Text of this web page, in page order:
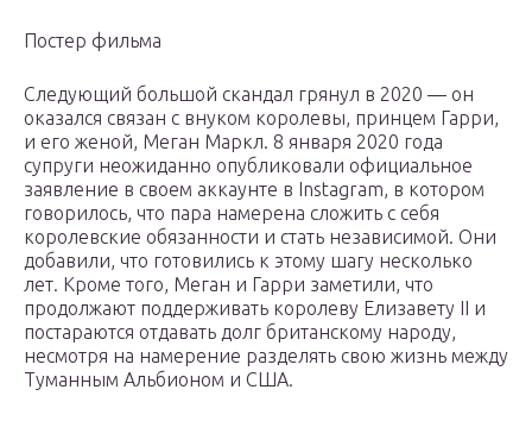
Постер фильма
Следующий большой скандал грянул в 2020 — он
оказался связан с внуком королевы, принцем Гарри,
и его женой, Меган Маркл. 8 января 2020 года
супруги неожиданно опубликовали официальное
заявление в своем аккаунте в Instagram, в котором
говорилось, что пара намерена сложить с себя
королевские обязанности и стать независимой. Они
добавили, что готовились к этому шагу несколько
лет. Кроме того, Меган и Гарри заметили, что
продолжают поддерживать королеву Елизавету II и
постараются отдавать долг британскому народу,
несмотря на намерение разделять свою жизнь между
Туманным Альбионом и США.